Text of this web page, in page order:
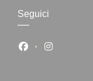
Seguici
Facebook ((apre
Instagram